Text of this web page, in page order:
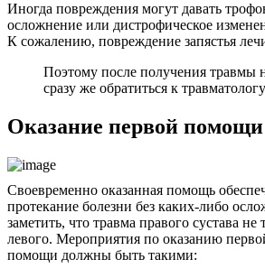
Иногда повреждения могут давать
осложнение или дистрофическое
К сожалению, повреждение запястья
Поэтому после получения травмы
сразу же обратиться к
Оказание первой помощи
Своевременно оказанная помощь
протекание болезни без каких-либо
заметить, что травма правого сустава не
левого. Мероприятия по оказанию
помощи должны быть такими: